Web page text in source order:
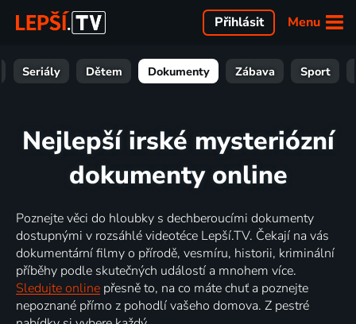
Menu
Přihlásit
Seriály Dětem Dokumenty Zábava Sport
Nejlepší irské mysteriózní
dokumenty online
Poznejte věci do hloubky s dechberoucími dokumenty
dostupnými v rozsáhlé videotéce Lepší.TV. Čekají na vás
dokumentární filmy o přírodě, vesmíru, historii, kriminální
příběhy podle skutečných událostí a mnohem více.
Sledujte online přesně to, na co máte chuť a poznejte
nepoznané přímo z pohodlí vašeho domova. Z pestré